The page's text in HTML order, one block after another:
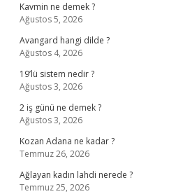
Kavmin ne demek ?
Ağustos 5, 2026
Avangard hangi dilde ?
Ağustos 4, 2026
19’lü sistem nedir ?
Ağustos 3, 2026
2 iş günü ne demek ?
Ağustos 3, 2026
Kozan Adana ne kadar ?
Temmuz 26, 2026
Ağlayan kadın lahdi nerede ?
Temmuz 25, 2026